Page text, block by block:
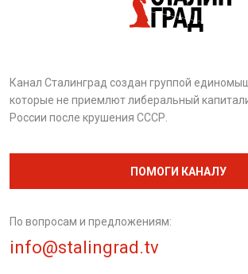
Канал Сталинград создан группой
которые не приемлют либеральный
России после крушения СССР.
ПОМОГИ КАНАЛУ
По вопросам и предложениям:
info@stalingrad.tv